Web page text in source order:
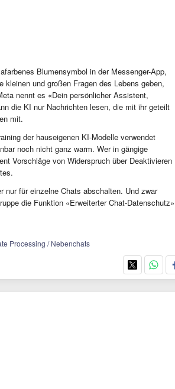
Blumensymbol in der Messenger-App,
und großen Fragen des Lebens geben,
nennt es «Dein persönlicher Assistent,
die KI nur Nachrichten lesen, die mit ihr geteilt
mit.
der hauseigenen KI-Modelle verwendet
noch nicht ganz warm. Wer in gängige
Vorschläge von Widerspruch über Deaktivieren
für einzelne Chats abschalten. Und zwar
die Funktion «Erweiterter Chat-Datenschutz»
Processing / Nebenchats